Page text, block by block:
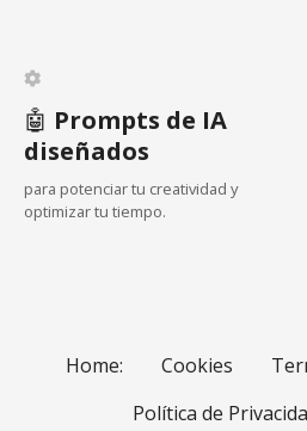
🤖 Prompts de IA
diseñados
para potenciar tu creatividad y
optimizar tu tiempo.
Home: Cookies
Política de